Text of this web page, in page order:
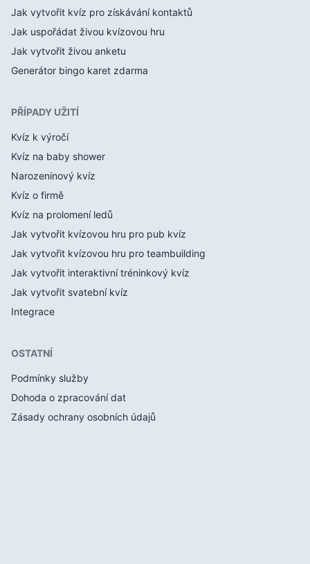
Jak vytvořit kvíz pro získávání kontaktů
Jak uspořádat živou kvízovou hru
Jak vytvořit živou anketu
Generátor bingo karet zdarma
PŘÍPADY UŽITÍ
Kvíz k výročí
Kvíz na baby shower
Narozeninový kvíz
Kvíz o firmě
Kvíz na prolomení ledů
Jak vytvořit kvízovou hru pro pub kvíz
Jak vytvořit kvízovou hru pro teambuilding
Jak vytvořit interaktivní tréninkový kvíz
Jak vytvořit svatební kvíz
Integrace
OSTATNÍ
Podmínky služby
Dohoda o zpracování dat
Zásady ochrany osobních údajů